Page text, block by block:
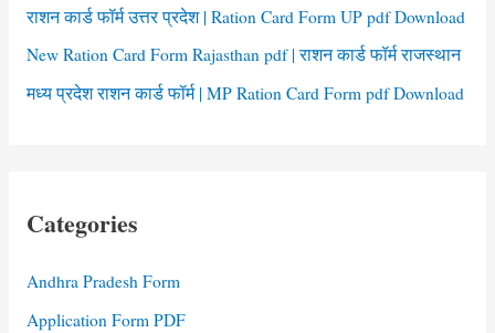
राशन कार्ड फॉर्म उत्तर प्रदेश | Ration Card Form UP pdf Download
New Ration Card Form Rajasthan pdf | राशन कार्ड फॉर्म राजस्थान
मध्य प्रदेश राशन कार्ड फॉर्म | MP Ration Card Form pdf Download
Categories
Andhra Pradesh Form
Application Form PDF